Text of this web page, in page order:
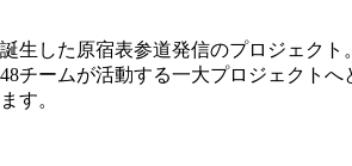
した原宿表参道発信のプロジェク
ームが活動する一大プロジェクト
す。